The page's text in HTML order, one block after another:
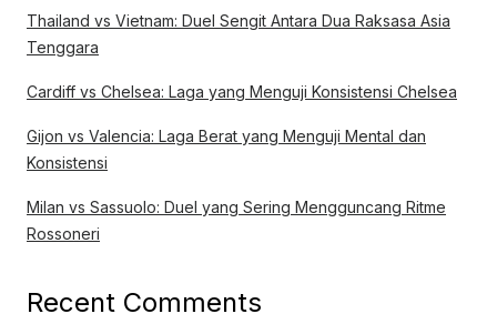
Thailand vs Vietnam: Duel Sengit Antara Dua Raksasa Asia
Tenggara
Cardiff vs Chelsea: Laga yang Menguji Konsistensi Chelsea
Gijon vs Valencia: Laga Berat yang Menguji Mental dan
Konsistensi
Milan vs Sassuolo: Duel yang Sering Mengguncang Ritme
Rossoneri
Recent Comments